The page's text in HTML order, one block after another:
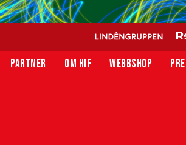
PARTNER OM HIF WEBBSHOP